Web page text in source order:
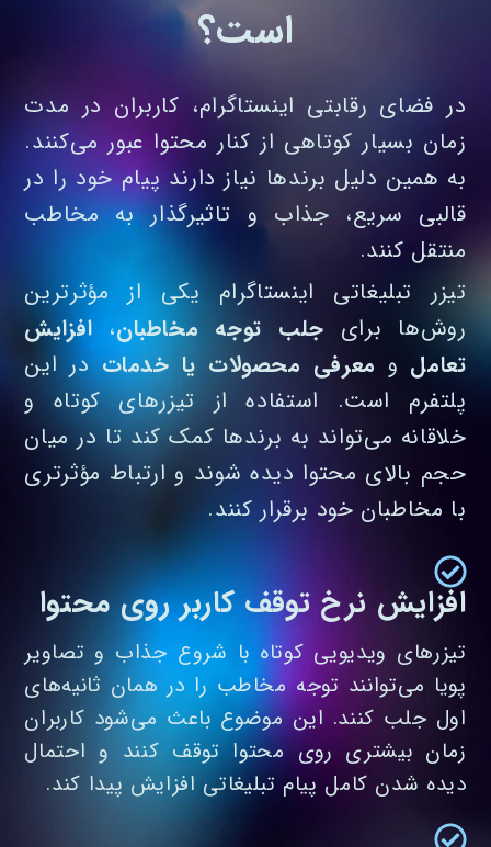
است؟
در فضای رقابتی اینستاگرام، کاربران در مدت
زمان بسیار کوتاهی از کنار محتوا عبور می‌کنند.
به همین دلیل برندها نیاز دارند پیام خود را در
قالبی سریع، جذاب و تاثیرگذار به مخاطب
منتقل کنند.
تیزر تبلیغاتی اینستاگرام یکی از مؤثرترین
روش‌ها برای جلب توجه مخاطبان، افزایش
تعامل و معرفی محصولات یا خدماتدر این
پلتفرم است. استفاده از تیزرهای کوتاه و
خلاقانه می‌تواند به برندها کمک کند تا در میان
حجم بالای محتوا دیده شوند و ارتباط مؤثرتری
با مخاطبان خود برقرار کنند.
افزایش نرخ توقف کاربر روی محتوا
تیزرهای ویدیویی کوتاه با شروع جذاب و تصاویر
پویا می‌توانند توجه مخاطب را در همان ثانیه‌های
اول جلب کنند. این موضوع باعث می‌شود کاربران
زمان بیشتری روی محتوا توقف کنند و احتمال
دیده شدن کامل پیام تبلیغاتی افزایش پیدا کند.